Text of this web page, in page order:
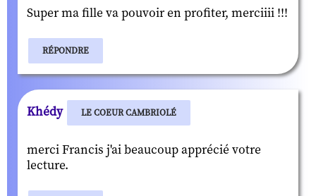
Super ma fille va pouvoir en profiter, merciiii !!!
RÉPONDRE
Khédy LE COEUR CAMBRIOLÉ
merci Francis j'ai beaucoup apprécié votre
lecture.